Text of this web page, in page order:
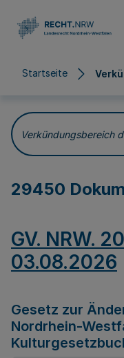
Startseite
Verkündungsbereich
29450
GV. NRW.
03.08.2026
Gesetz zur
Nordrhein-